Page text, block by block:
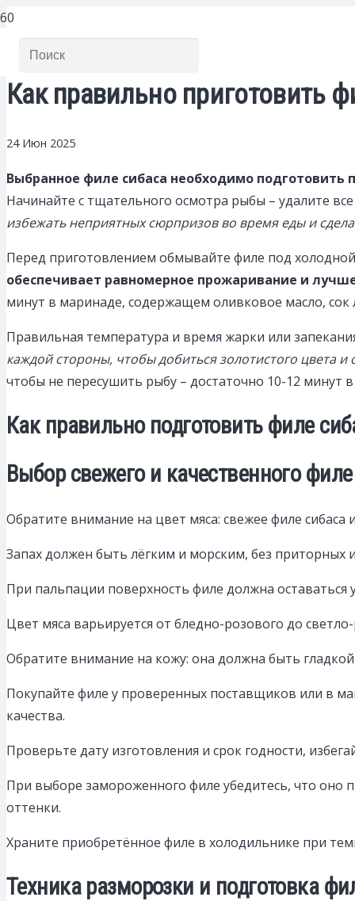
Как правильно приготовить
24 Июн 2025
Выбранное филе сибаса необходимо подготовить
Начинайте с тщательного осмотра рыбы – удалите
избежать неприятных сюрпризов во время еды и
Перед приготовлением обмывайте филе под
обеспечивает равномерное прожаривание и
минут в маринаде, содержащем оливковое масло,
Правильная температура и время жарки или
каждой стороны, чтобы добиться золотистого цвета и
чтобы не пересушить рыбу – достаточно 10-12 минут
Как правильно подготовить филе
Выбор свежего и качественного
Обратите внимание на цвет мяса: свежее филе
Запах должен быть лёгким и морским, без
При пальпации поверхность филе должна оставаться
Цвет мяса варьируется от бледно-розового до
Обратите внимание на кожу: она должна быть
Покупайте филе у проверенных поставщиков или в
качества.
Проверьте дату изготовления и срок годности,
При выборе замороженного филе убедитесь, что оно
оттенки.
Храните приобретённое филе в холодильнике при
Техника разморозки и подготовка